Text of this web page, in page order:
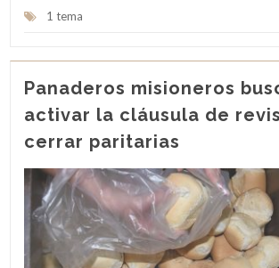
1 tema
Panaderos misioneros
activar la cláusula de
cerrar paritarias